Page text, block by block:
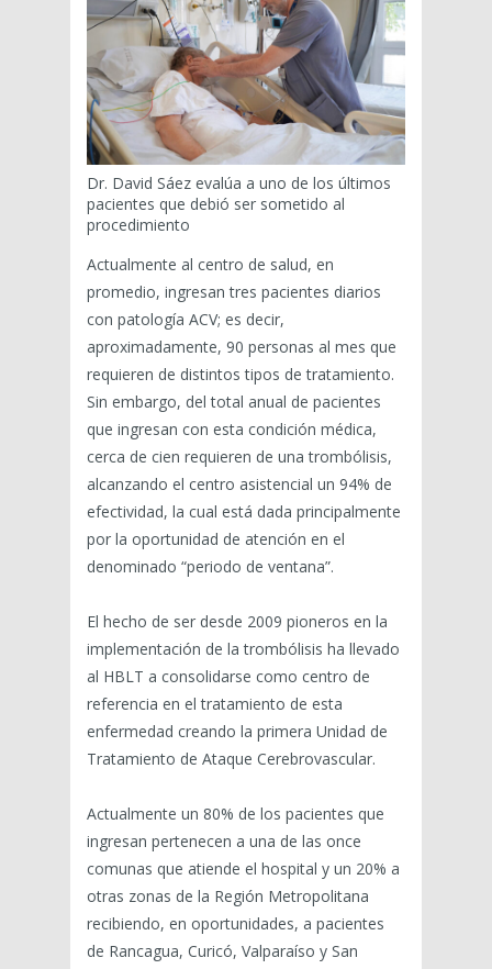
Dr. David Sáez evalúa a uno de los últimos
pacientes que debió ser sometido al
procedimiento
Actualmente al centro de salud, en
promedio, ingresan tres pacientes diarios
con patología ACV; es decir,
aproximadamente, 90 personas al mes que
requieren de distintos tipos de tratamiento.
Sin embargo, del total anual de pacientes
que ingresan con esta condición médica,
cerca de cien requieren de una trombólisis,
alcanzando el centro asistencial un 94% de
efectividad, la cual está dada principalmente
por la oportunidad de atención en el
denominado “periodo de ventana”.
El hecho de ser desde 2009 pioneros en la
implementación de la trombólisis ha llevado
al HBLT a consolidarse como centro de
referencia en el tratamiento de esta
enfermedad creando la primera Unidad de
Tratamiento de Ataque Cerebrovascular.
Actualmente un 80% de los pacientes que
ingresan pertenecen a una de las once
comunas que atiende el hospital y un 20% a
otras zonas de la Región Metropolitana
recibiendo, en oportunidades, a pacientes
de Rancagua, Curicó, Valparaíso y San